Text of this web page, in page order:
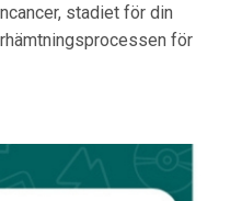
stadiet för din
för